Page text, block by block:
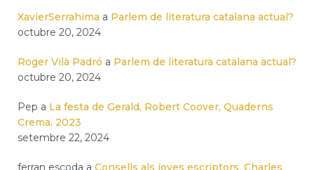
XavierSerrahima a Parlem de literatura catalana actual?
octubre 20, 2024
Roger Vilà Padró a Parlem de literatura catalana actual?
octubre 20, 2024
Pep a La festa de Gerald, Robert Coover, Quaderns
Crema, 2023
setembre 22, 2024
ferran escoda a Consells als joves escriptors, Charles